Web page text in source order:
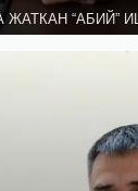
ЖАТКАН “АБИЙ”